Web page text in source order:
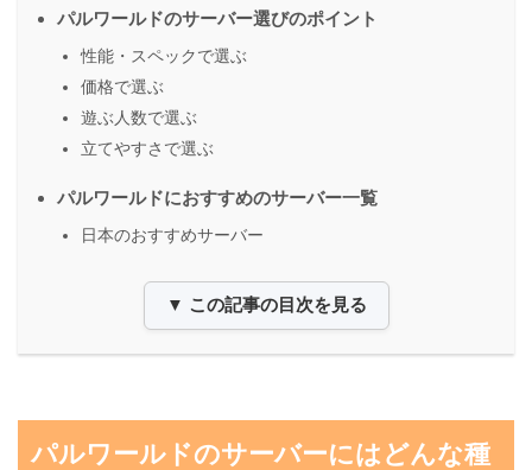
パルワールドのサーバー選びのポイント
性能・スペックで選ぶ
価格で選ぶ
遊ぶ人数で選ぶ
立てやすさで選ぶ
パルワールドにおすすめのサーバー一覧
日本のおすすめサーバー
▼ この記事の目次を見る
パルワールドのサーバーにはどんな種